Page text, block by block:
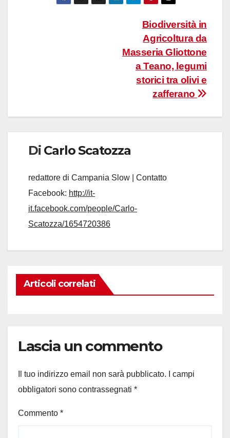
Biodiversità in
Agricoltura da
Masseria Gliottone
a Teano, legumi
storici tra olivi e
zafferano
Di Carlo Scatozza
redattore di Campania Slow | Contatto
Facebook: http://it-
it.facebook.com/people/Carlo-
Scatozza/1654720386
Articoli correlati
Lascia un commento
Il tuo indirizzo email non sarà pubblicato.
I campi
obbligatori sono contrassegnati *
Commento *